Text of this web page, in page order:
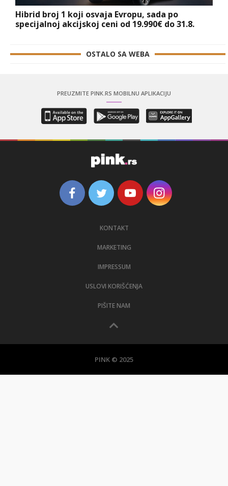
Hibrid broj 1 koji osvaja Evropu, sada po
specijalnoj akcijskoj ceni od 19.990€ do 31.8.
OSTALO SA WEBA
PREUZMITE PINK.RS MOBILNU APLIKACIJU
KONTAKT
MARKETING
IMPRESSUM
USLOVI KORIŠĆENJA
PIŠITE NAM
PINK © 2025